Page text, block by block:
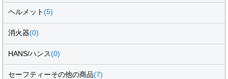
ヘルメット(5)
消火器(0)
HANS/ハンス(0)
セーフティーその他の商品(7)